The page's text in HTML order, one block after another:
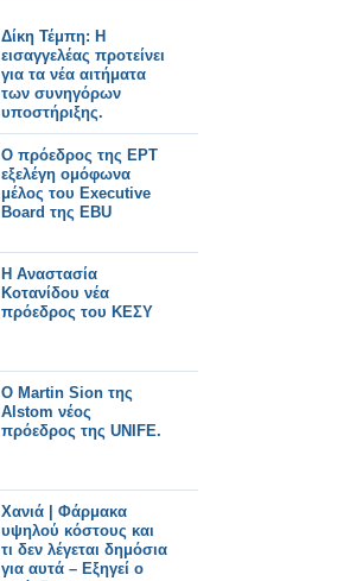
Δίκη Τέμπη: Η
εισαγγελέας προτείνει
για τα νέα αιτήματα
των συνηγόρων
υποστήριξης.
Ο πρόεδρος της ΕΡΤ
εξελέγη ομόφωνα
μέλος του Executive
Board της EBU
Η Αναστασία
Κοτανίδου νέα
πρόεδρος του ΚΕΣΥ
Ο Martin Sion της
Alstom νέος
πρόεδρος της UNIFE.
Χανιά | Φάρμακα
υψηλού κόστους και
τι δεν λέγεται δημόσια
για αυτά – Εξηγεί ο